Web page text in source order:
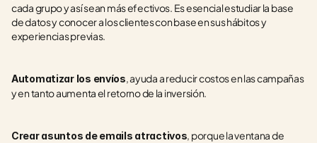
cada grupo y así sean más efectivos. Es esencial estudiar la base
de datos y conocer a los clientes con base en sus hábitos y
experiencias previas.
Automatizar los envíos, ayuda a reducir costos en las campañas
y en tanto aumenta el retorno de la inversión.
Crear asuntos de emails atractivos, porque la ventana de